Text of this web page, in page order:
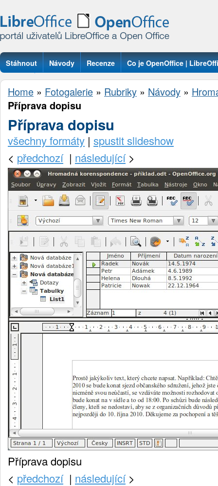
Stáhnout Návody Recenze Co je OpenOffice |
Otázky
Home » Fotogalerie » Rubriky » Návody »
Příprava dopisu
Příprava dopisu
všechny formáty | spustit slideshow
< předchozí| následující>
Příprava dopisu
< předchozí| následující>